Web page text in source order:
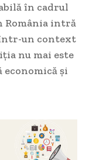
în cadrul
România intră
un context
nu mai este
și